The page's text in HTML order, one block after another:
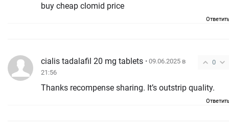
buy cheap clomid price
0
cialis tadalafil 20 mg tablets • 09.06.2025 в
21:56
Thanks recompense sharing. It’s outstrip quality.